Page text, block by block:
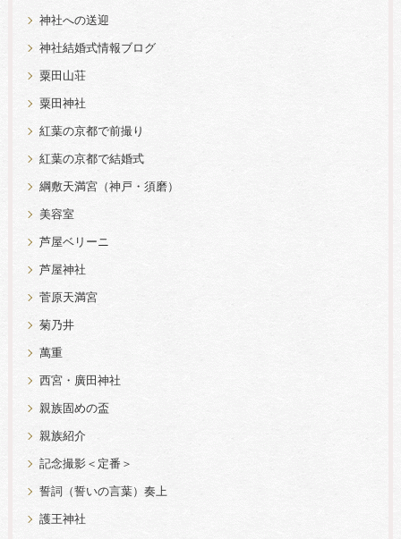
神社への送迎
神社結婚式情報ブログ
粟田山荘
粟田神社
紅葉の京都で前撮り
紅葉の京都で結婚式
綱敷天満宮（神戸・須磨）
美容室
芦屋ベリーニ
芦屋神社
菅原天満宮
菊乃井
萬重
西宮・廣田神社
親族固めの盃
親族紹介
記念撮影＜定番＞
誓詞（誓いの言葉）奏上
護王神社